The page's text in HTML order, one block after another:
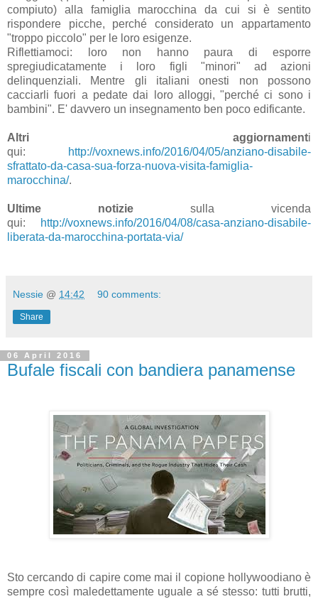
compiuto) alla famiglia marocchina da cui si è sentito
rispondere picche, perché considerato un appartamento
"troppo piccolo" per le loro esigenze.
Riflettiamoci: loro non hanno paura di esporre
spregiudicatamente i loro figli "minori" ad azioni
delinquenziali. Mentre gli italiani onesti non possono
cacciarli fuori a pedate dai loro alloggi, "perché ci sono i
bambini". E' davvero un insegnamento ben poco edificante.
Altri aggiornamenti
qui:
http://voxnews.info/2016/04/05/anziano-disabile-
sfrattato-da-casa-sua-forza-nuova-visita-famiglia-
marocchina/.
Ultime notizie sulla vicenda
qui:
http://voxnews.info/2016/04/08/casa-anziano-disabile-
liberata-da-marocchina-portata-via/
Nessie @ 14:42 90 comments:
Share
06 April 2016
Bufale fiscali con bandiera panamense
Sto cercando di capire come mai il copione hollywoodiano è
sempre così maledettamente uguale a sé stesso: tutti brutti,